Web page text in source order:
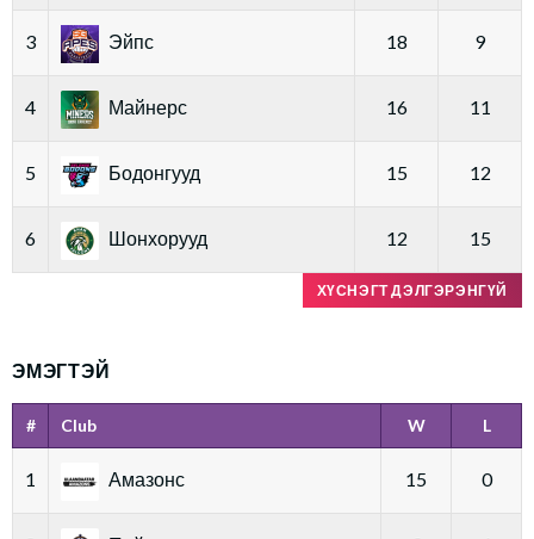
3 Эйпс 18 9
4 Майнерс 16 11
5 Бодонгууд 15 12
6 Шонхорууд 12 15
ХҮСНЭГТ ДЭЛГЭРЭНГҮЙ
ЭМЭГТЭЙ
# Club W L
1 Амазонс 15 0